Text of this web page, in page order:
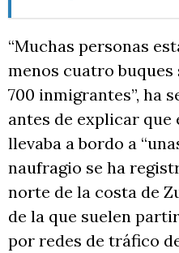
“Muchas personas
menos cuatro
700 inmigrantes”, ha
antes de explicar que
llevaba a bordo a
naufragio se ha
norte de la costa de
de la que suelen
por redes de tráfico